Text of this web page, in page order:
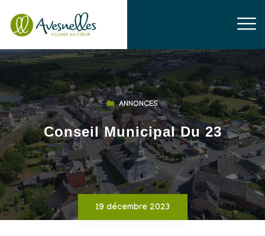
ANNONCES
Conseil Municipal Du 23
19 décembre 2023